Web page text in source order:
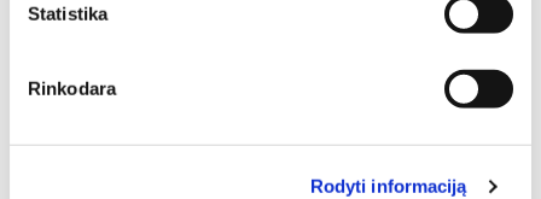
Statistika
Rinkodara
Rodyti informaciją